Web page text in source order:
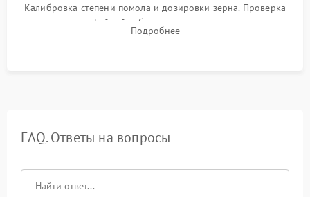
Калибровка степени помола и дозировки зерна. Проверка
плотности кофейной таблетки, температуры напитка и
качества молочной пены. Контроль отсутствия посторонних
Подробнее
FAQ. Ответы на вопросы